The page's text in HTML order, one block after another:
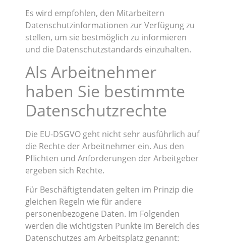
Es wird empfohlen, den Mitarbeitern
Datenschutzinformationen zur Verfügung zu
stellen, um sie bestmöglich zu informieren
und die Datenschutzstandards einzuhalten.
Als Arbeitnehmer
haben Sie bestimmte
Datenschutzrechte
Die EU-DSGVO geht nicht sehr ausführlich auf
die Rechte der Arbeitnehmer ein. Aus den
Pflichten und Anforderungen der Arbeitgeber
ergeben sich Rechte.
Für Beschäftigtendaten gelten im Prinzip die
gleichen Regeln wie für andere
personenbezogene Daten. Im Folgenden
werden die wichtigsten Punkte im Bereich des
Datenschutzes am Arbeitsplatz genannt: